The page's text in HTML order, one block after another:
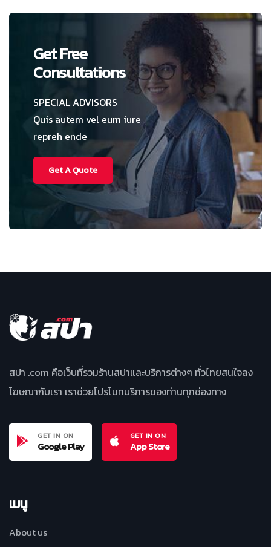
Get Free
Consultations
SPECIAL ADVISORS
Quis autem vel eum iure
repreh ende
Get A Quote
สปา .com คือเว็บที่รวมร้านสปาและบริการต่างๆ ทั่วไทยสนใจลง
โฆษณากับเรา เราช่วยโปรโมทบริการของท่านทุกช่องทาง
GET IN ON
Google Play
GET IN ON
App Store
เมนู
About us